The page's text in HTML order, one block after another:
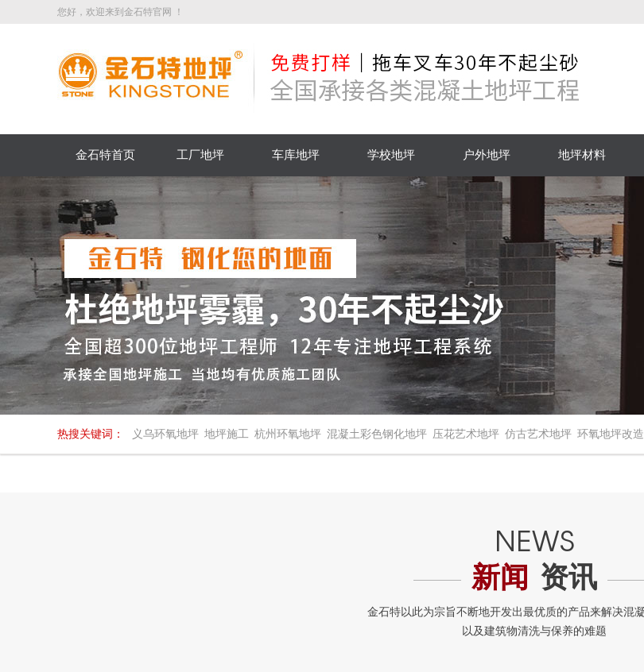
您好，欢迎来到金石特官网 ！
金石特首页 工厂地坪 车库地坪 学校地坪 户外地坪 地坪材料
热搜关键词： 义乌环氧地坪 地坪施工 杭州环氧地坪 混凝土彩色钢化地坪 压花艺术地坪 仿古艺术地坪 环氧地坪改造
新闻 资讯